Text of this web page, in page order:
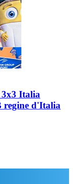
3x3 Italia
regine d'Italia